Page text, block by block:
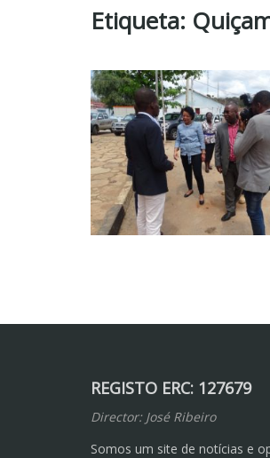
Etiqueta:
REGISTO ERC: 127679
Director: José Ribeiro
Somos um site de notícias e